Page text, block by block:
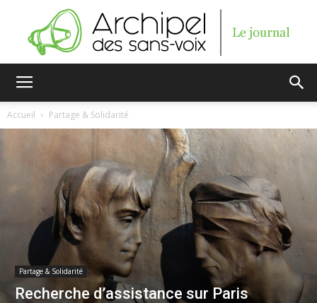
des
sans-
voix
Accueil Partage & Solidarité
Partage & Solidarité
Recherche d’assistance sur Paris